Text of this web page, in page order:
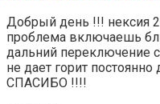
Добрый день !!! нексия
проблема включаешь
дальний переключение
не дает горит
СПАСИБО !!!!